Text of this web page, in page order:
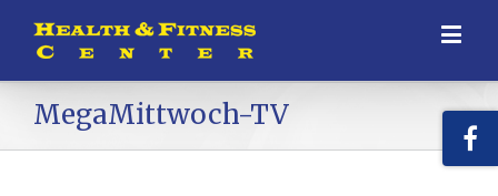
MegaMittwoch-TV